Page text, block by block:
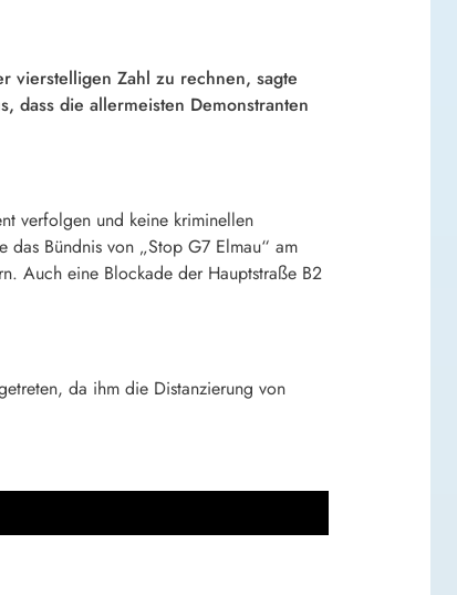
vierstelligen Zahl zu rechnen, sagte
dass die allermeisten Demonstranten
verfolgen und keine kriminellen
Bündnis von „Stop G7 Elmau“ am
Auch eine Blockade der Hauptstraße B2
da ihm die Distanzierung von